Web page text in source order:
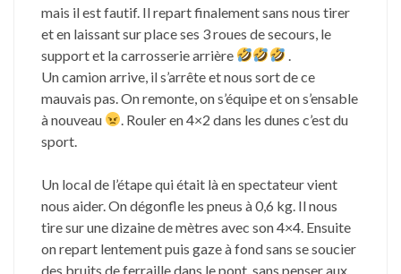
mais il est fautif. Il repart finalement sans nous tirer
et en laissant sur place ses 3 roues de secours, le
support et la carrosserie arrière
Un camion arrive, il s’arrête et nous sort de ce
mauvais pas. On remonte, on s’équipe et on s’ensable
à nouveau
. Rouler en 4×2 dans les dunes c’est du
sport.
Un local de l’étape qui était là en spectateur vient
nous aider. On dégonfle les pneus à 0,6 kg. Il nous
tire sur une dizaine de mètres avec son 4×4. Ensuite
on repart lentement puis gaze à fond sans se soucier
des bruits de ferraille dans le pont, sans penser aux